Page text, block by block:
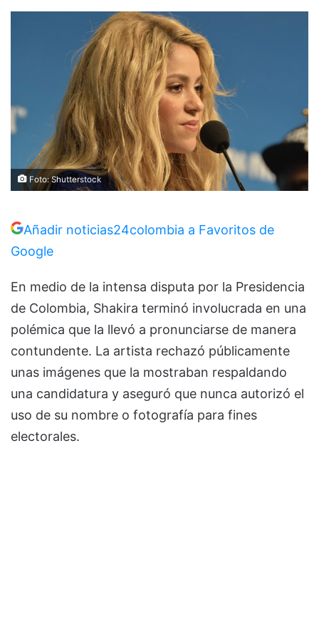
Foto: Shutterstock
Añadir noticias24colombia a Favoritos de
Google
En medio de la intensa disputa por la Presidencia
de Colombia, Shakira terminó involucrada en una
polémica que la llevó a pronunciarse de manera
contundente. La artista rechazó públicamente
unas imágenes que la mostraban respaldando
una candidatura y aseguró que nunca autorizó el
uso de su nombre o fotografía para fines
electorales.